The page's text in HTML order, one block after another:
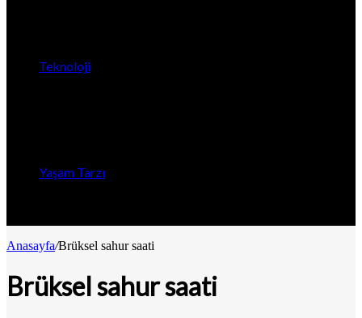
Teknoloji
Yaşam Tarzı
Anasayfa/Brüksel sahur saati
Brüksel sahur saati